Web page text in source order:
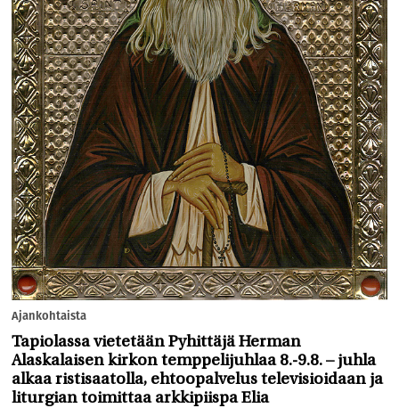
Ajankohtaista
Tapiolassa vietetään Pyhittäjä Herman
Alaskalaisen kirkon temppelijuhlaa 8.-9.8. – juhla
alkaa ristisaatolla, ehtoopalvelus televisioidaan ja
liturgian toimittaa arkkipiispa Elia